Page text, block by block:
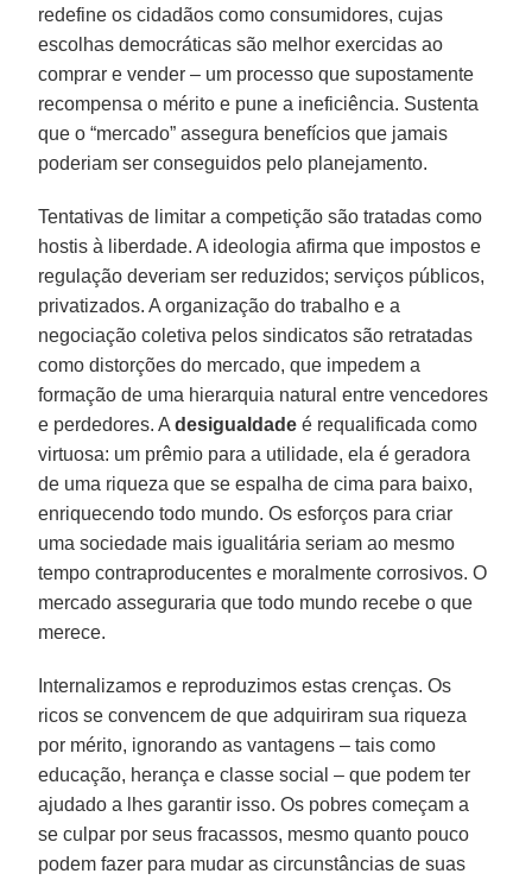
redefine os cidadãos como consumidores, cujas
escolhas democráticas são melhor exercidas ao
comprar e vender – um processo que supostamente
recompensa o mérito e pune a ineficiência. Sustenta
que o “mercado” assegura benefícios que jamais
poderiam ser conseguidos pelo planejamento.
Tentativas de limitar a competição são tratadas como
hostis à liberdade. A ideologia afirma que impostos e
regulação deveriam ser reduzidos; serviços públicos,
privatizados. A organização do trabalho e a
negociação coletiva pelos sindicatos são retratadas
como distorções do mercado, que impedem a
formação de uma hierarquia natural entre vencedores
e perdedores. Adesigualdade é requalificada como
virtuosa: um prêmio para a utilidade, ela é geradora
de uma riqueza que se espalha de cima para baixo,
enriquecendo todo mundo. Os esforços para criar
uma sociedade mais igualitária seriam ao mesmo
tempo contraproducentes e moralmente corrosivos. O
mercado asseguraria que todo mundo recebe o que
merece.
Internalizamos e reproduzimos estas crenças. Os
ricos se convencem de que adquiriram sua riqueza
por mérito, ignorando as vantagens – tais como
educação, herança e classe social – que podem ter
ajudado a lhes garantir isso. Os pobres começam a
se culpar por seus fracassos, mesmo quanto pouco
podem fazer para mudar as circunstâncias de suas